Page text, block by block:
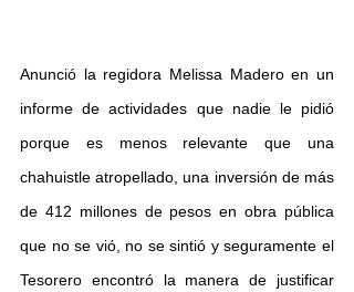
Anunció la regidora Melissa Madero en un
informe de actividades que nadie le pidió
porque es menos relevante que una
chahuistle atropellado, una inversión de más
de 412 millones de pesos en obra pública
que no se vió, no se sintió y seguramente el
Tesorero encontró la manera de justificar